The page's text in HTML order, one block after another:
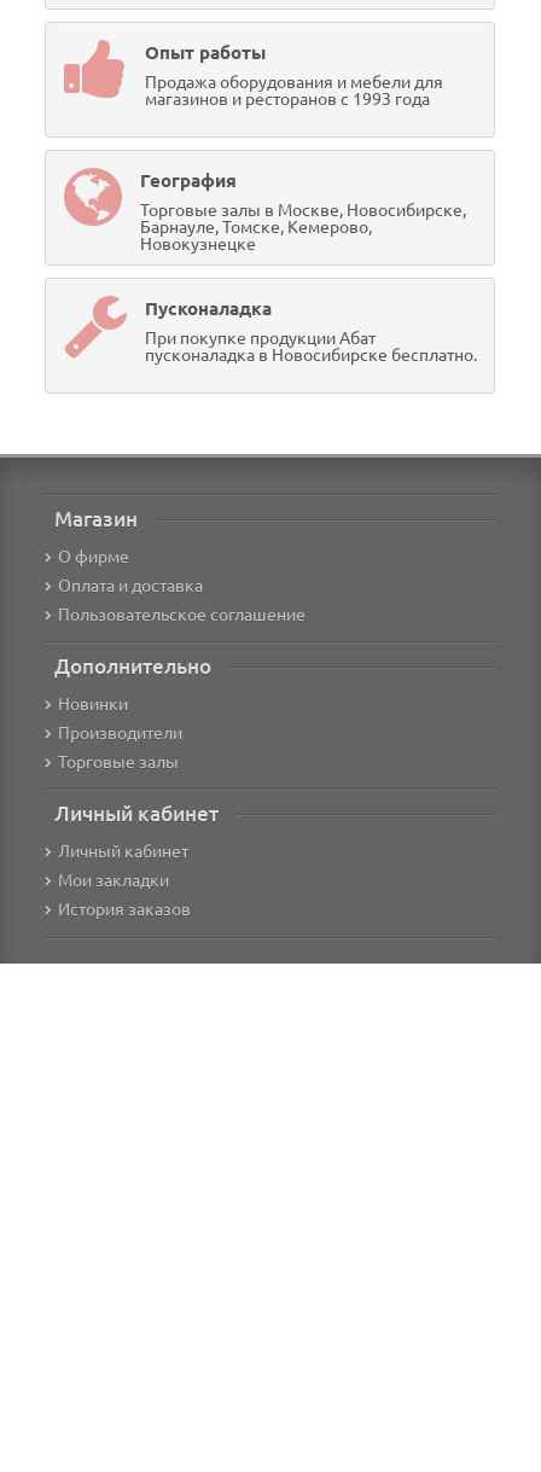
Опыт работы
Продажа оборудования и мебели для
магазинов и ресторанов с 1993 года
География
Торговые залы в Москве, Новосибирске,
Барнауле, Томске, Кемерово,
Новокузнецке
Пусконаладка
При покупке продукции Абат
пусконаладка в Новосибирске бесплатно.
Магазин
О фирме
Оплата и доставка
Пользовательское соглашение
Дополнительно
Новинки
Производители
Торговые залы
Личный кабинет
Личный кабинет
Мои закладки
История заказов